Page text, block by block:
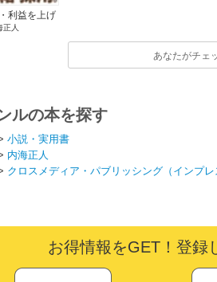
利益を上げ
の採り方・
正人
あなたがチェ
ルの本を探す
小説・実用書
内海正人
クロスメディア・パブリッシング（インプレ
お得情報をGET！登録